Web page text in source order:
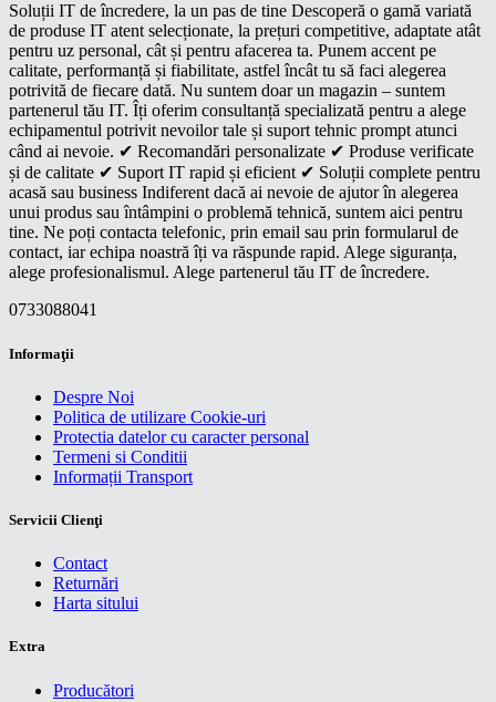
Soluții IT de încredere, la un pas de tine Descoperă o gamă variată
de produse IT atent selecționate, la prețuri competitive, adaptate atât
pentru uz personal, cât și pentru afacerea ta. Punem accent pe
calitate, performanță și fiabilitate, astfel încât tu să faci alegerea
potrivită de fiecare dată. Nu suntem doar un magazin – suntem
partenerul tău IT. Îți oferim consultanță specializată pentru a alege
echipamentul potrivit nevoilor tale și suport tehnic prompt atunci
când ai nevoie. ✔ Recomandări personalizate ✔ Produse verificate
și de calitate ✔ Suport IT rapid și eficient ✔ Soluții complete pentru
acasă sau business Indiferent dacă ai nevoie de ajutor în alegerea
unui produs sau întâmpini o problemă tehnică, suntem aici pentru
tine. Ne poți contacta telefonic, prin email sau prin formularul de
contact, iar echipa noastră îți va răspunde rapid. Alege siguranța,
alege profesionalismul. Alege partenerul tău IT de încredere.
0733088041
Informaţii
Despre Noi
Politica de utilizare Cookie-uri
Protectia datelor cu caracter personal
Termeni si Conditii
Informații Transport
Servicii Clienţi
Contact
Returnări
Harta sitului
Extra
Producători